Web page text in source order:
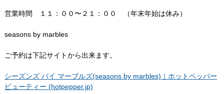
営業時間 １１：００〜２１：００ （年末年始は休み）
seasons by marbles
ご予約は下記サイトから出来ます。
シーズンズ バイ マーブルズ(seasons by marbles)｜ホットペッパー
ビューティー (hotpepper.jp)